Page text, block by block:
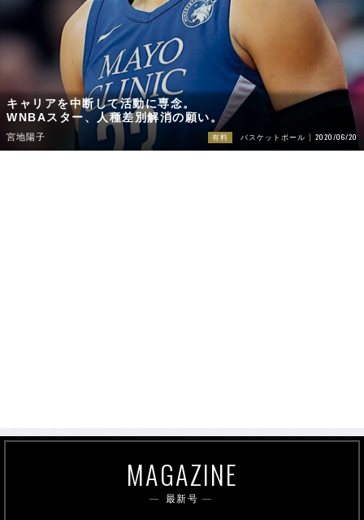
キャリアを中断して活動に専念。
WNBAスター、人種差別解消の願い。
宮地陽子 有料 バスケットボール 2020/06/20
MAGAZINE
最新号